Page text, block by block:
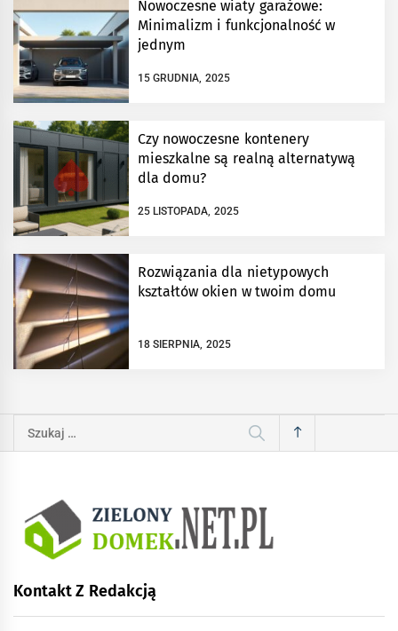
Nowoczesne wiaty garażowe:
Minimalizm i funkcjonalność w
jednym
15 GRUDNIA, 2025
Czy nowoczesne kontenery
mieszkalne są realną alternatywą
dla domu?
25 LISTOPADA, 2025
Rozwiązania dla nietypowych
kształtów okien w twoim domu
18 SIERPNIA, 2025
Szukaj:
Kontakt Z Redakcją